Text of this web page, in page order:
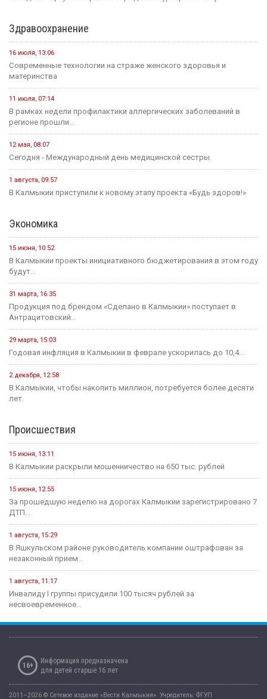
11 июля, 14:51
1,5 миллиона рублей на развитие школьных пространств и
инициатив...
Культура
31 июля, 10:17
Калмыкия готовится вновь принять гостей на Фестивале Лотосов.
26 июля, 12:31
В этом году героическому эпосу «Джангар» — 585 лет.
24 июля, 12:29
20 июля, 09:39
Сегодня — Международный день шахмат.
Спорт
15 июня, 07:55
Хоккейная команда «Динамо-Элиста» - Чемпион
4 июня, 10:27
Евгений Джакураев назначен тренером сборной России по
армрестлингу
17 мая, 13:54
В Калмыкии прошел турнир по рукопашному бою памяти павших...
Сегодня стартует открытый городской турнир по боксу
Здравоохранение
16 июля, 13:06
Современные технологии на страже женского здоровья и
материнства
11 июля, 07:14
В рамках недели профилактики аллергических заболеваний в
регионе прошли...
12 мая, 08:07
Сегодня - Международный день медицинской сестры.
Экономика
15 июня, 10:52
В Калмыкии проекты инициативного бюджетирования в этом году